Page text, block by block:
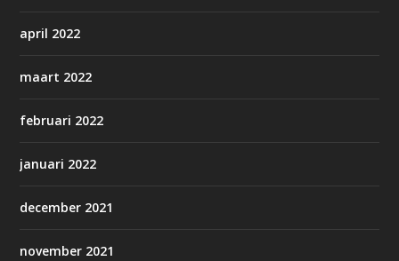
april 2022
maart 2022
februari 2022
januari 2022
december 2021
november 2021